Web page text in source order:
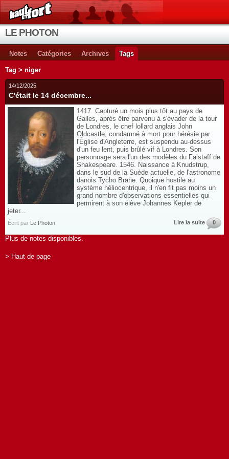
LE PHOTON
Notes Catégories Archives Tags
Tag > niger
14/12/2025
C'était le 14 décembre...
1417. Capturé un mois plus tôt au pays de
Galles, après être parvenu à s'évader de la tour
de Londres, le chef lollard anglais John
Oldcastle, condamné à mort pour hérésie par
l'Église d'Angleterre, est suspendu au-dessus
d'un feu lent, puis brûlé vif à Londres. Son
personnage sera l'un des modèles du Falstaff de
Shakespeare. 1546. Naissance à Knudstrup,
dans le sud de la Suède actuelle, de l'astronome
danois Tycho Brahe. Quoique hostile au
système héliocentrique, il n'en fit pas moins un
grand nombre d'observations essentielles qui
permirent à son élève Johannes Kepler de
jeter...
Écrit par Le Photon Lire la suite 0
Plus de notes disponibles.
> Haut de page